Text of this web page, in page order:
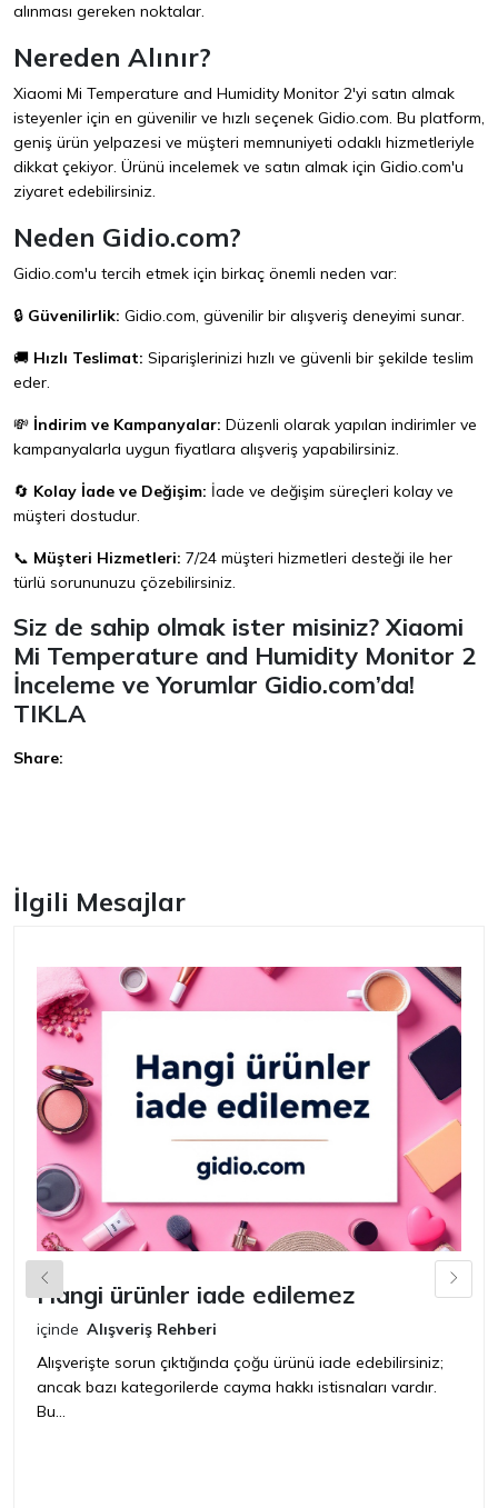
alınması gereken noktalar.
Nereden Alınır?
Xiaomi Mi Temperature and Humidity Monitor 2'yi satın almak
isteyenler için en güvenilir ve hızlı seçenek Gidio.com. Bu platform,
geniş ürün yelpazesi ve müşteri memnuniyeti odaklı hizmetleriyle
dikkat çekiyor. Ürünü incelemek ve satın almak için Gidio.com'u
ziyaret edebilirsiniz.
Neden Gidio.com?
Gidio.com'u tercih etmek için birkaç önemli neden var:
🔒 Güvenilirlik: Gidio.com, güvenilir bir alışveriş deneyimi sunar.
🚚 Hızlı Teslimat: Siparişlerinizi hızlı ve güvenli bir şekilde teslim
eder.
💸 İndirim ve Kampanyalar: Düzenli olarak yapılan indirimler ve
kampanyalarla uygun fiyatlara alışveriş yapabilirsiniz.
🔄 Kolay İade ve Değişim: İade ve değişim süreçleri kolay ve
müşteri dostudur.
📞 Müşteri Hizmetleri: 7/24 müşteri hizmetleri desteği ile her
türlü sorununuzu çözebilirsiniz.
Siz de sahip olmak ister misiniz? Xiaomi
Mi Temperature and Humidity Monitor 2
İnceleme ve Yorumlar Gidio.com’da!
TIKLA
Share:
İlgili Mesajlar
Hangi ürünler iade edilemez
içinde Alışveriş Rehberi
Alışverişte sorun çıktığında çoğu ürünü iade edebilirsiniz;
ancak bazı kategorilerde cayma hakkı istisnaları vardır.
Bu...